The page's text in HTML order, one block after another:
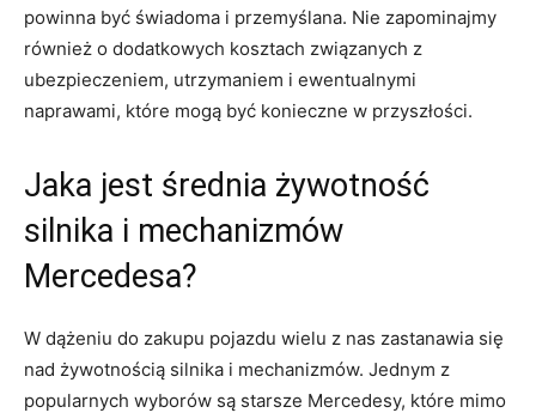
powinna być świadoma i przemyślana. Nie ⁤zapominajmy
również o dodatkowych kosztach związanych z
ubezpieczeniem, utrzymaniem i ewentualnymi
naprawami, które mogą być konieczne w przyszłości.
Jaka ⁢jest średnia żywotność
silnika i mechanizmów
Mercedesa?
W dążeniu do zakupu ⁤pojazdu wielu z nas zastanawia się
nad żywotnością silnika i mechanizmów. Jednym z
popularnych wyborów są starsze Mercedesy, które mimo